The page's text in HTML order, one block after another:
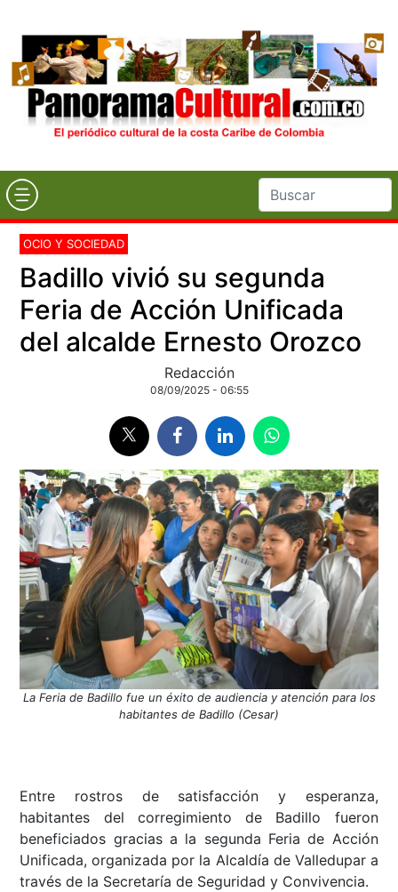
OCIO Y SOCIEDAD
Badillo vivió su segunda
Feria de Acción Unificada
del alcalde Ernesto Orozco
Redacción
08/09/2025 - 06:55
La Feria de Badillo fue un éxito de audiencia y atención para los
habitantes de Badillo (Cesar)
Entre rostros de satisfacción y esperanza,
habitantes del corregimiento de Badillo fueron
beneficiados gracias a la segunda Feria de Acción
Unificada, organizada por la Alcaldía de Valledupar a
través de la Secretaría de Seguridad y Convivencia.